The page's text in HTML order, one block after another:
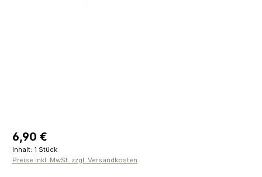
Regulärer Preis:
6,90 €
Inhalt: 1 Stück
Preise inkl. MwSt. zzgl. Versandkosten